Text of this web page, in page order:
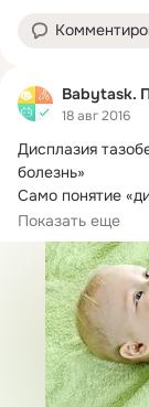
Babytask.
18 авг 2016
Дисплазия
болезнь»
Само понятие
- отнюдь не...
Показать еще